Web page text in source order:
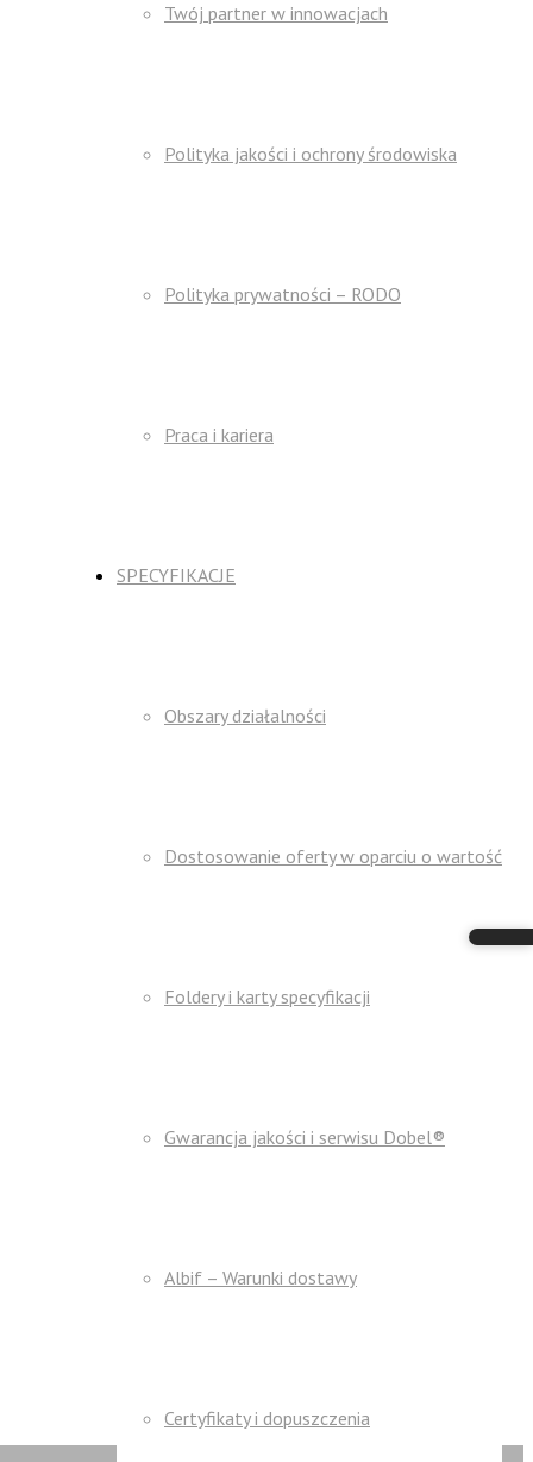
Twój partner w innowacjach
Polityka jakości i ochrony środowiska
Polityka prywatności – RODO
Praca i kariera
SPECYFIKACJE
Obszary działalności
Dostosowanie oferty w oparciu o wartość
Foldery i karty specyfikacji
Gwarancja jakości i serwisu Dobel®
Albif – Warunki dostawy
Certyfikaty i dopuszczenia